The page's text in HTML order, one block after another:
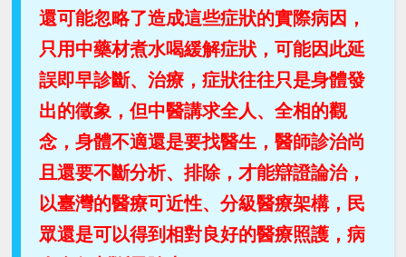
還可能忽略了造成這些症狀的實際病因，
只用中藥材煮水喝緩解症狀，可能因此延
誤即早診斷、治療，症狀往往只是身體發
出的徵象，但中醫講求全人、全相的觀
念，身體不適還是要找醫生，醫師診治尚
且還要不斷分析、排除，才能辯證論治，
以臺灣的醫療可近性、分級醫療架構，民
眾還是可以得到相對良好的醫療照護，病